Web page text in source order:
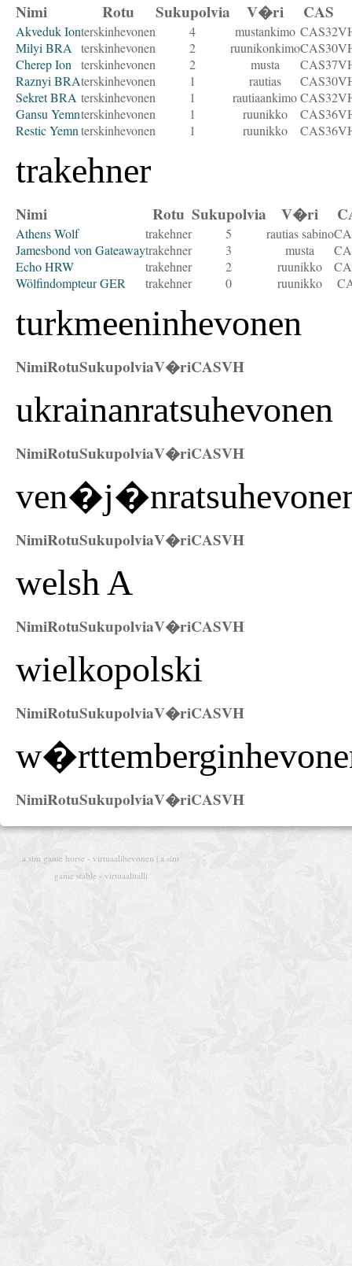
Nimi Rotu Sukupolvia V�ri CAS
Akveduk Ionterskinhevonen 4 mustankimo CAS32
Milyi BRA
terskinhevonen 2 ruunikonkimoCAS30
Cherep Ion
terskinhevonen 2 musta CAS37
Raznyi BRAterskinhevonen 1 rautias CAS30
Sekret BRA terskinhevonen 1 rautiaankimoCAS32
Gansu Yemnterskinhevonen 1 ruunikko CAS36
Restic Yemnterskinhevonen 1 ruunikko CAS36
trakehner
Nimi Rotu Sukupolvia V�ri
Athens Wolf trakehner 5 rautias sabino
Jamesbond von Gateawaytrakehner 3 musta
Echo HRW
trakehner 2 ruunikko
Wölfindompteur GER
trakehner 0 ruunikko
turkmeeninhevonen
NimiRotuSukupolviaV�riCASVH
ukrainanratsuhevonen
NimiRotuSukupolviaV�riCASVH
NimiRotuSukupolviaV�riCASVH
welsh A
NimiRotuSukupolviaV�riCASVH
wielkopolski
NimiRotuSukupolviaV�riCASVH
NimiRotuSukupolviaV�riCASVH
a sim game horse - virtuaalihevonen | a sim
game stable - virtuaalitalli